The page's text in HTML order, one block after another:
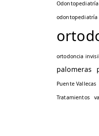
Odontopediatría
odontopediatría
ortodoncia
palomeras
Puente Vallecas
Tratamientos